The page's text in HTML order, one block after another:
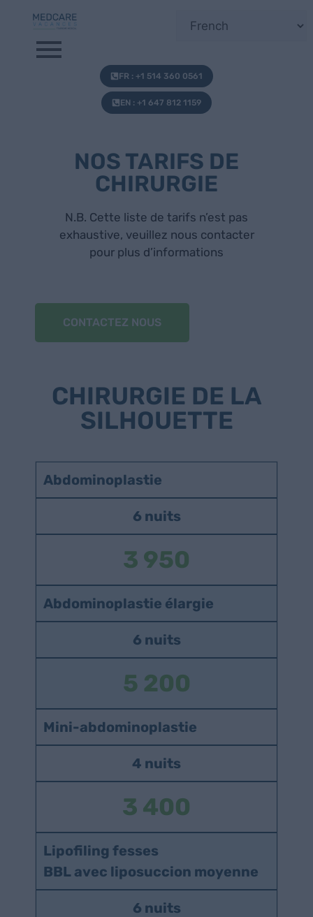
FR : +1 514 360 0561
EN : +1 647 812 1159
NOS TARIFS DE
CHIRURGIE
N.B. Cette liste de tarifs n’est pas
exhaustive, veuillez nous contacter
pour plus d’informations
CONTACTEZ NOUS
CHIRURGIE DE LA
SILHOUETTE
Abdominoplastie
6 nuits
3 950
Abdominoplastie élargie
6 nuits
5 200
Mini-abdominoplastie
4 nuits
3 400
Lipofiling fesses
BBL avec liposuccion moyenne
6 nuits